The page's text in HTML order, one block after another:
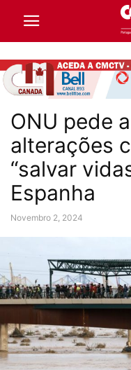
ONU pede
alterações
“salvar
Espanha
Novembro 2, 2024